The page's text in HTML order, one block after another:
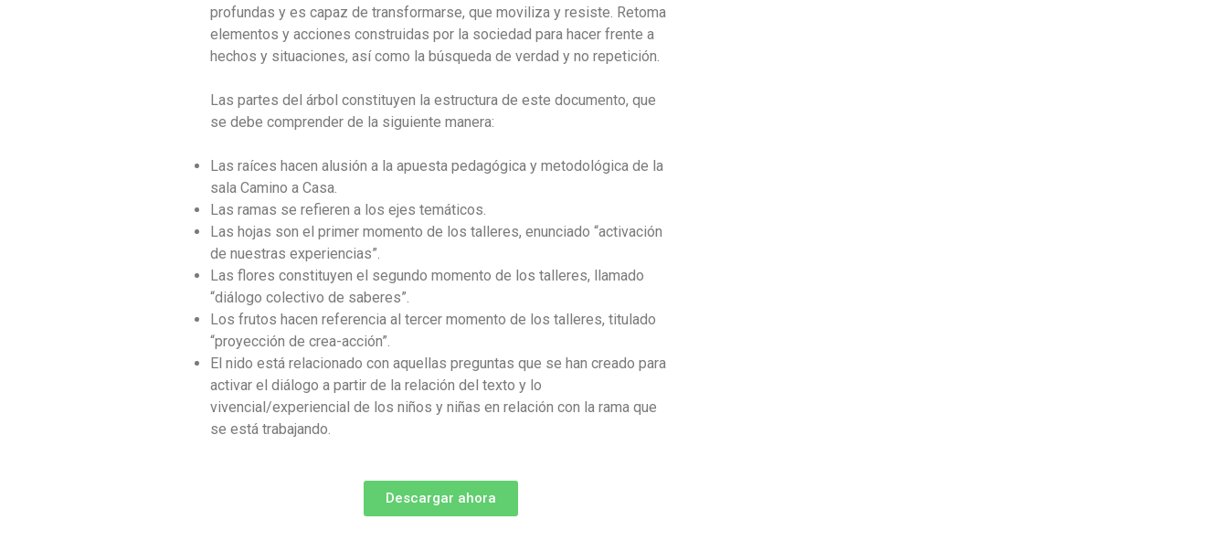
profundas y es capaz de transformarse, que moviliza y resiste. Retoma
elementos y acciones construidas por la sociedad para hacer frente a
hechos y situaciones, así como la búsqueda de verdad y no repetición.
Las partes del árbol constituyen la estructura de este documento, que
se debe comprender de la siguiente manera:
Las raíces hacen alusión a la apuesta pedagógica y metodológica de la
sala Camino a Casa.
Las ramas se refieren a los ejes temáticos.
Las hojas son el primer momento de los talleres, enunciado “activación
de nuestras experiencias”.
Las flores constituyen el segundo momento de los talleres, llamado
“diálogo colectivo de saberes”.
Los frutos hacen referencia al tercer momento de los talleres, titulado
“proyección de crea-acción”.
El nido está relacionado con aquellas preguntas que se han creado para
activar el diálogo a partir de la relación del texto y lo
vivencial/experiencial de los niños y niñas en relación con la rama que
se está trabajando.
Descargar ahora